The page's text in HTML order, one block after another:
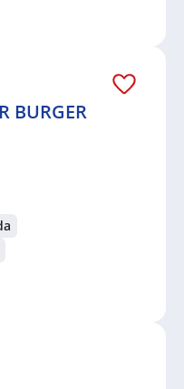
BURGER